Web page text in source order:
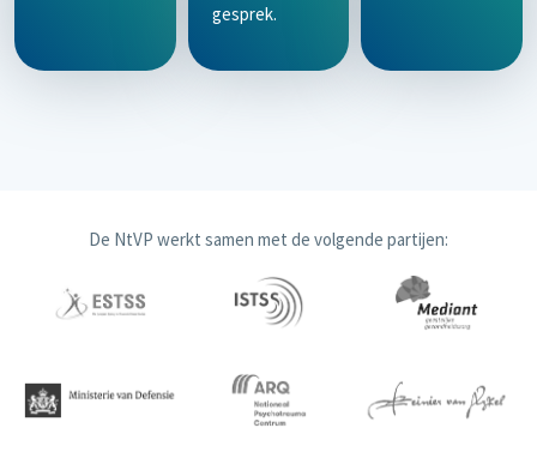
gesprek.
De NtVP werkt samen met de volgende partijen: